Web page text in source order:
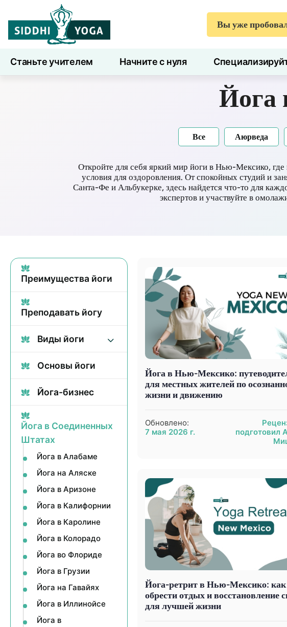
Вы уже
Станьте учителем Начните с нуля
Йога
Все Аюрведа
Откройте для себя яркий мир йоги в Нью-Мексико,
условия для оздоровления. От спокойных студий и
Санта-Фе и Альбукерке, здесь найдется что-то для
экспертов и участвуйте в
Преимущества йоги
Преподавать йогу
Виды йоги
Основы йоги
Йога-бизнес
Йога в Соединенных
Штатах
Йога в Алабаме
Йога на Аляске
Йога в Аризоне
Йога в Калифорнии
Йога в Каролине
Йога в Колорадо
Йога во Флориде
Йога в Грузии
Йога на Гавайях
Йога в Иллинойсе
Йога в
Йога в Нью-Мексико:
для местных жителей по
жизни и движению
Обновлено:
7 мая 2026 г.
подготовил
Йога-ретрит в Нью-Мексико: как
обрести отдых и восстановление
для лучшей жизни